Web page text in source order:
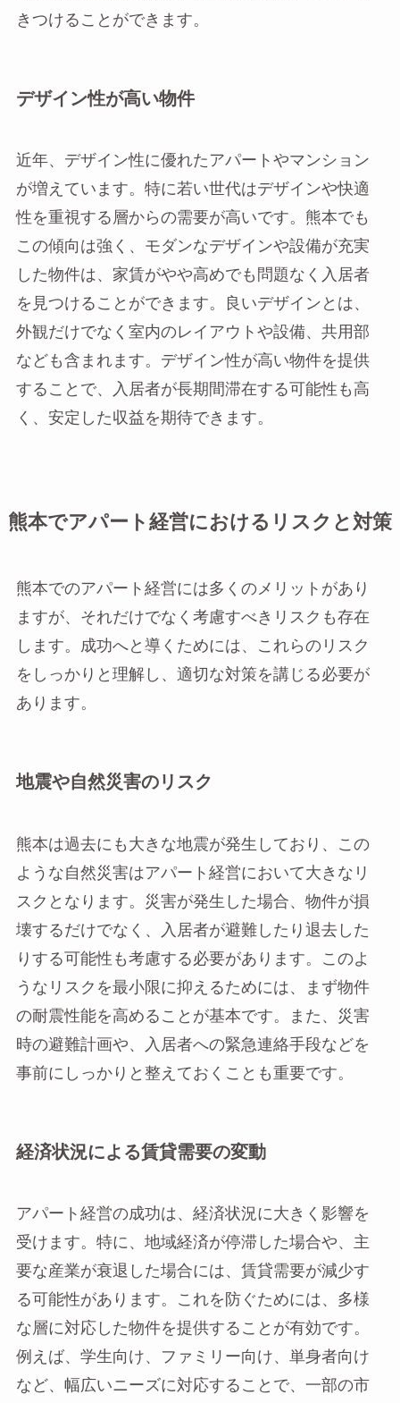
きつけることができます。
デザイン性が高い物件
近年、デザイン性に優れたアパートやマンション
が増えています。特に若い世代はデザインや快適
性を重視する層からの需要が高いです。熊本でも
この傾向は強く、モダンなデザインや設備が充実
した物件は、家賃がやや高めでも問題なく入居者
を見つけることができます。良いデザインとは、
外観だけでなく室内のレイアウトや設備、共用部
なども含まれます。デザイン性が高い物件を提供
することで、入居者が長期間滞在する可能性も高
く、安定した収益を期待できます。
熊本でアパート経営におけるリスクと対策
熊本でのアパート経営には多くのメリットがあり
ますが、それだけでなく考慮すべきリスクも存在
します。成功へと導くためには、これらのリスク
をしっかりと理解し、適切な対策を講じる必要が
あります。
地震や自然災害のリスク
熊本は過去にも大きな地震が発生しており、この
ような自然災害はアパート経営において大きなリ
スクとなります。災害が発生した場合、物件が損
壊するだけでなく、入居者が避難したり退去した
りする可能性も考慮する必要があります。このよ
うなリスクを最小限に抑えるためには、まず物件
の耐震性能を高めることが基本です。また、災害
時の避難計画や、入居者への緊急連絡手段などを
事前にしっかりと整えておくことも重要です。
経済状況による賃貸需要の変動
アパート経営の成功は、経済状況に大きく影響を
受けます。特に、地域経済が停滞した場合や、主
要な産業が衰退した場合には、賃貸需要が減少す
る可能性があります。これを防ぐためには、多様
な層に対応した物件を提供することが有効です。
例えば、学生向け、ファミリー向け、単身者向け
など、幅広いニーズに対応することで、一部の市